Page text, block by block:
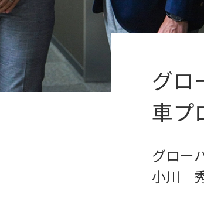
グロ
車プ
グロー
小川